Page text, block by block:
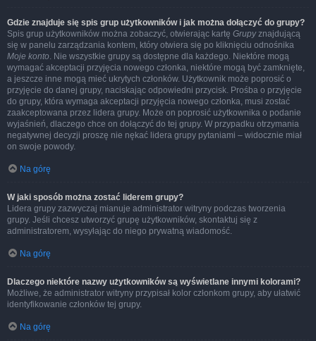
Gdzie znajduje się spis grup użytkowników i jak można dołączyć do grupy?
Spis grup użytkowników można zobaczyć, otwierając kartę Grupyznajdującą
się w panelu zarządzania kontem, który otwiera się po kliknięciu odnośnika
Moje konto. Nie wszystkie grupy są dostępne dla każdego. Niektóre mogą
wymagać akceptacji przyjęcia nowego członka, niektóre mogą być zamknięte,
a jeszcze inne mogą mieć ukrytych członków. Użytkownik może poprosić o
przyjęcie do danej grupy, naciskając odpowiedni przycisk. Prośba o przyjęcie
do grupy, która wymaga akceptacji przyjęcia nowego członka, musi zostać
zaakceptowana przez lidera grupy. Może on poprosić użytkownika o podanie
wyjaśnień, dlaczego chce on dołączyć do tej grupy. W przypadku otrzymania
negatywnej decyzji proszę nie nękać lidera grupy pytaniami – widocznie miał
on swoje powody.
Na górę
W jaki sposób można zostać liderem grupy?
Lidera grupy zazwyczaj mianuje administrator witryny podczas tworzenia
grupy. Jeśli chcesz utworzyć grupę użytkowników, skontaktuj się z
administratorem, wysyłając do niego prywatną wiadomość.
Na górę
Dlaczego niektóre nazwy użytkowników są wyświetlane innymi kolorami?
Możliwe, że administrator witryny przypisał kolor członkom grupy, aby ułatwić
identyfikowanie członków tej grupy.
Na górę